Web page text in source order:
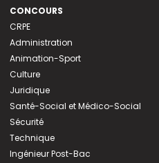
CONCOURS
CRPE
Administration
Animation-Sport
Culture
Juridique
Santé-Social et Médico-Social
Sécurité
Technique
Ingénieur Post-Bac